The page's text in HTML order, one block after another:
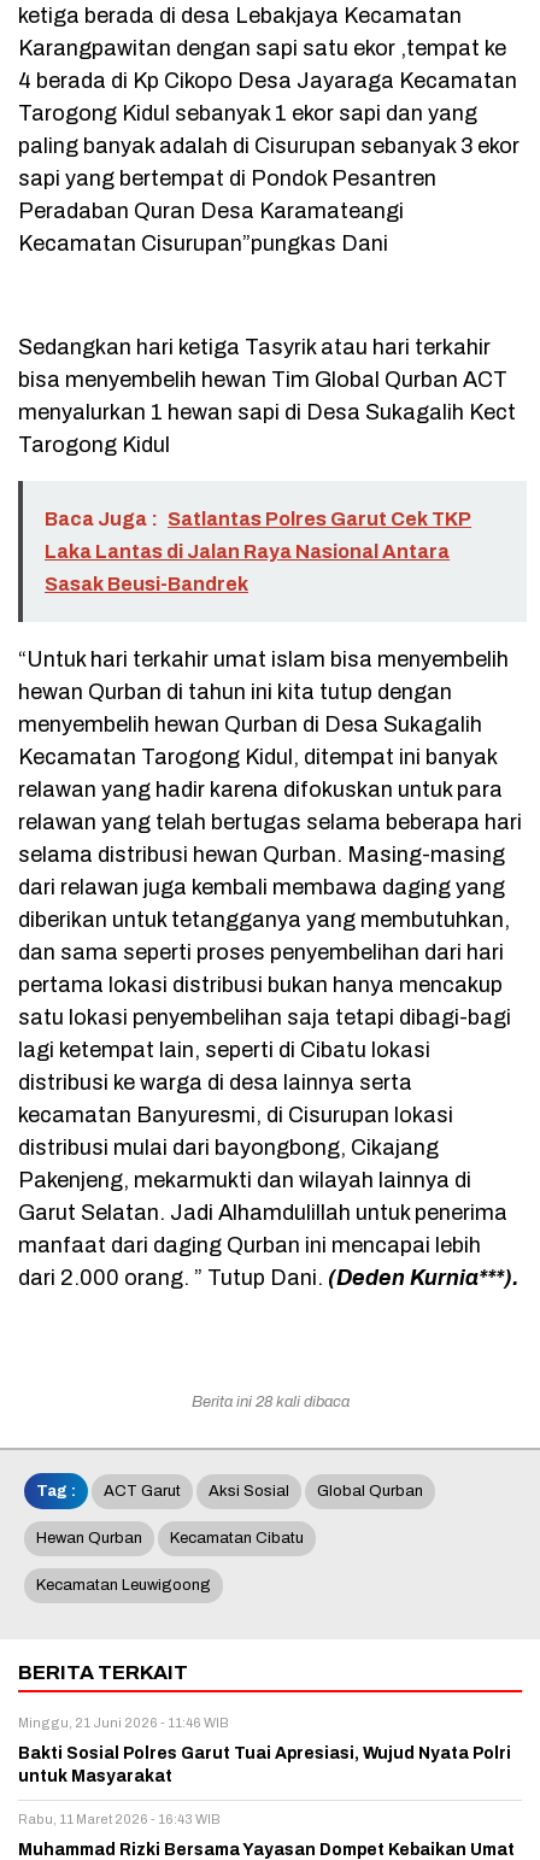
ketiga berada di desa Lebakjaya Kecamatan
Karangpawitan dengan sapi satu ekor ,tempat ke
4 berada di Kp Cikopo Desa Jayaraga Kecamatan
Tarogong Kidul sebanyak 1 ekor sapi dan yang
paling banyak adalah di Cisurupan sebanyak 3 ekor
sapi yang bertempat di Pondok Pesantren
Peradaban Quran Desa Karamateangi
Kecamatan Cisurupan”pungkas Dani
Sedangkan hari ketiga Tasyrik atau hari terkahir
bisa menyembelih hewan Tim Global Qurban ACT
menyalurkan 1 hewan sapi di Desa Sukagalih Kect
Tarogong Kidul
Baca Juga : Satlantas Polres Garut Cek TKP
Laka Lantas di Jalan Raya Nasional Antara
Sasak Beusi-Bandrek
“Untuk hari terkahir umat islam bisa menyembelih
hewan Qurban di tahun ini kita tutup dengan
menyembelih hewan Qurban di Desa Sukagalih
Kecamatan Tarogong Kidul, ditempat ini banyak
relawan yang hadir karena difokuskan untuk para
relawan yang telah bertugas selama beberapa hari
selama distribusi hewan Qurban. Masing-masing
dari relawan juga kembali membawa daging yang
diberikan untuk tetangganya yang membutuhkan,
dan sama seperti proses penyembelihan dari hari
pertama lokasi distribusi bukan hanya mencakup
satu lokasi penyembelihan saja tetapi dibagi-bagi
lagi ketempat lain, seperti di Cibatu lokasi
distribusi ke warga di desa lainnya serta
kecamatan Banyuresmi, di Cisurupan lokasi
distribusi mulai dari bayongbong, Cikajang
Pakenjeng, mekarmukti dan wilayah lainnya di
Garut Selatan. Jadi Alhamdulillah untuk penerima
manfaat dari daging Qurban ini mencapai lebih
dari 2.000 orang. ” Tutup Dani. (Deden Kurnia***).
Berita ini 28 kali dibaca
Tag : ACT Garut Aksi Sosial Global Qurban
Hewan Qurban Kecamatan Cibatu
Kecamatan Leuwigoong
BERITA TERKAIT
Minggu, 21 Juni 2026 - 11:46 WIB
Bakti Sosial Polres Garut Tuai Apresiasi, Wujud Nyata Polri
untuk Masyarakat
Rabu, 11 Maret 2026 - 16:43 WIB
Muhammad Rizki Bersama Yayasan Dompet Kebaikan Umat